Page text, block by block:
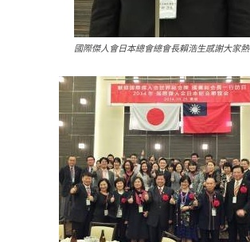
國際傑人會日本總會總會長賴浩生感謝大家